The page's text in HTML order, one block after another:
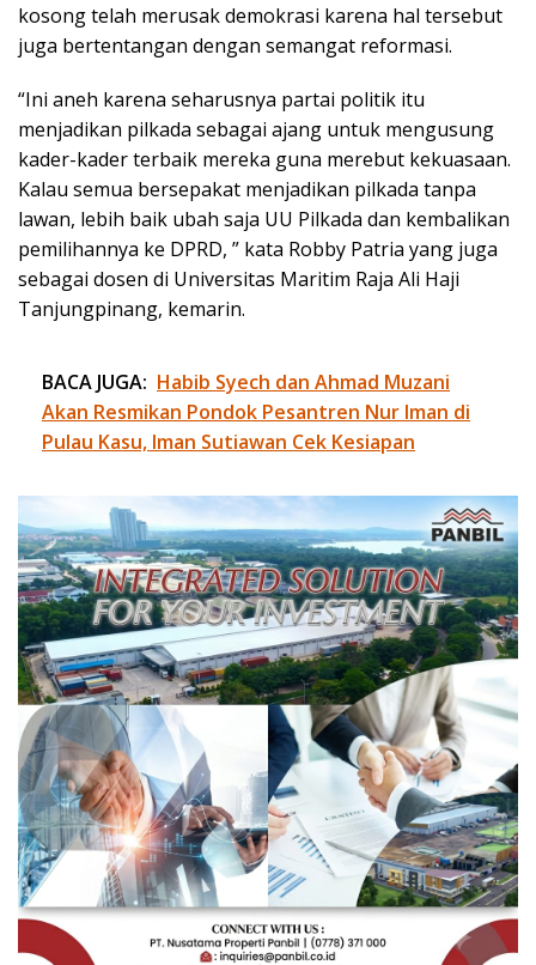
kosong telah merusak demokrasi karena hal tersebut
juga bertentangan dengan semangat reformasi.
“Ini aneh karena seharusnya partai politik itu
menjadikan pilkada sebagai ajang untuk mengusung
kader-kader terbaik mereka guna merebut kekuasaan.
Kalau semua bersepakat menjadikan pilkada tanpa
lawan, lebih baik ubah saja UU Pilkada dan kembalikan
pemilihannya ke DPRD, ” kata Robby Patria yang juga
sebagai dosen di Universitas Maritim Raja Ali Haji
Tanjungpinang, kemarin.
BACA JUGA: Habib Syech dan Ahmad Muzani
Akan Resmikan Pondok Pesantren Nur Iman di
Pulau Kasu, Iman Sutiawan Cek Kesiapan